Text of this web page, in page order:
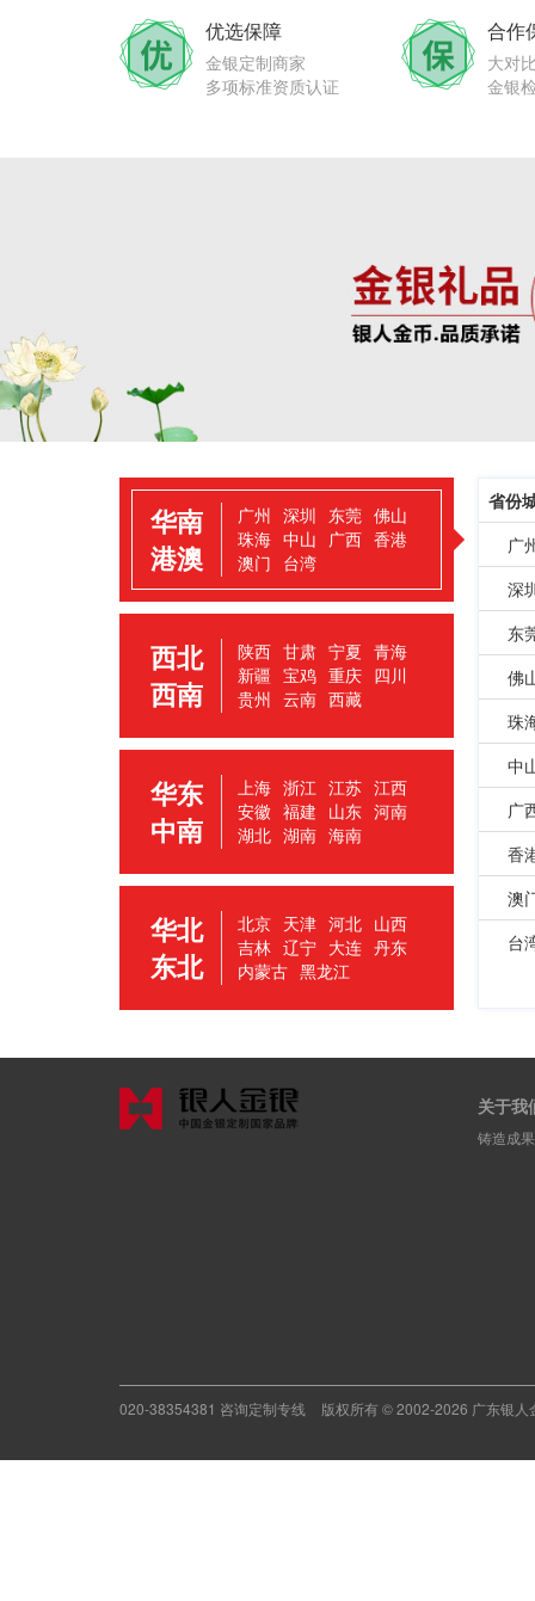
优选保障
金银定制商家
多项标准资质认证
合作
大对
金银
华南
港澳
广州 深圳 东莞 佛山
珠海 中山 广西 香港
澳门 台湾
西北
西南
陕西 甘肃 宁夏 青海
新疆 宝鸡 重庆 四川
贵州 云南 西藏
华东
中南
上海 浙江 江苏 江西
安徽 福建 山东 河南
湖北 湖南 海南
华北
东北
北京 天津 河北 山西
吉林 辽宁 大连 丹东
内蒙古 黑龙江
省份
广
深
东
佛
珠
中
广
香
澳
台
关于我
铸造成
020-38354381 咨询定制专线 版权所有 © 2002-2026 广东银人